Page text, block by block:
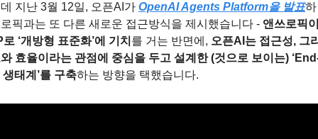
지난 3월 12일, 오픈AI가 OpenAI Agents Platform을 발표
픽과는 또 다른 새로운 접근방식을 제시했습니다 - 앤쓰로픽
‘개방형 표준화’에 기치 를 거는 반면에, 오픈AI는 접근성, 그
효율이라는 관점에 중심을 두고 설계한 (것으로 보이는)
태계’를 구축하는 방향을 택했습니다.